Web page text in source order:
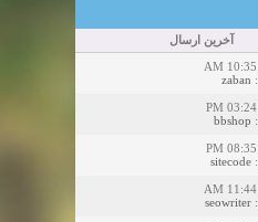
آخرین ارسال
:
zaban
:
bbshop
:
sitecode
:
seowriter